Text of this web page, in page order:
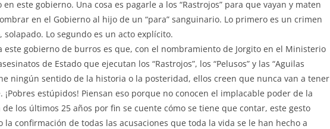
este gobierno. Una cosa es pagarle a los “Rastrojos” para que vayan y maten
en el Gobierno al hijo de un “para” sanguinario. Lo primero es un crimen
Lo segundo es un acto explícito.
este gobierno de burros es que, con el nombramiento de Jorgito en el Ministerio
de Estado que ejecutan los “Rastrojos”, los “Pelusos” y las “Aguilas
ningún sentido de la historia o la posteridad, ellos creen que nunca van a tener
estúpidos! Piensan eso porque no conocen el implacable poder de la
los últimos 25 años por fin se cuente cómo se tiene que contar, este gesto
la confirmación de todas las acusaciones que toda la vida se le han hecho a